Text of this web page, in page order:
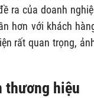
ra của doanh
hơn với khách
rất quan trọng,
thương hiệu